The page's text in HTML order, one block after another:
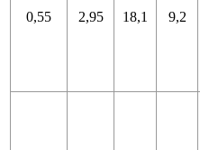
0,55 2,95 18,1 9,2